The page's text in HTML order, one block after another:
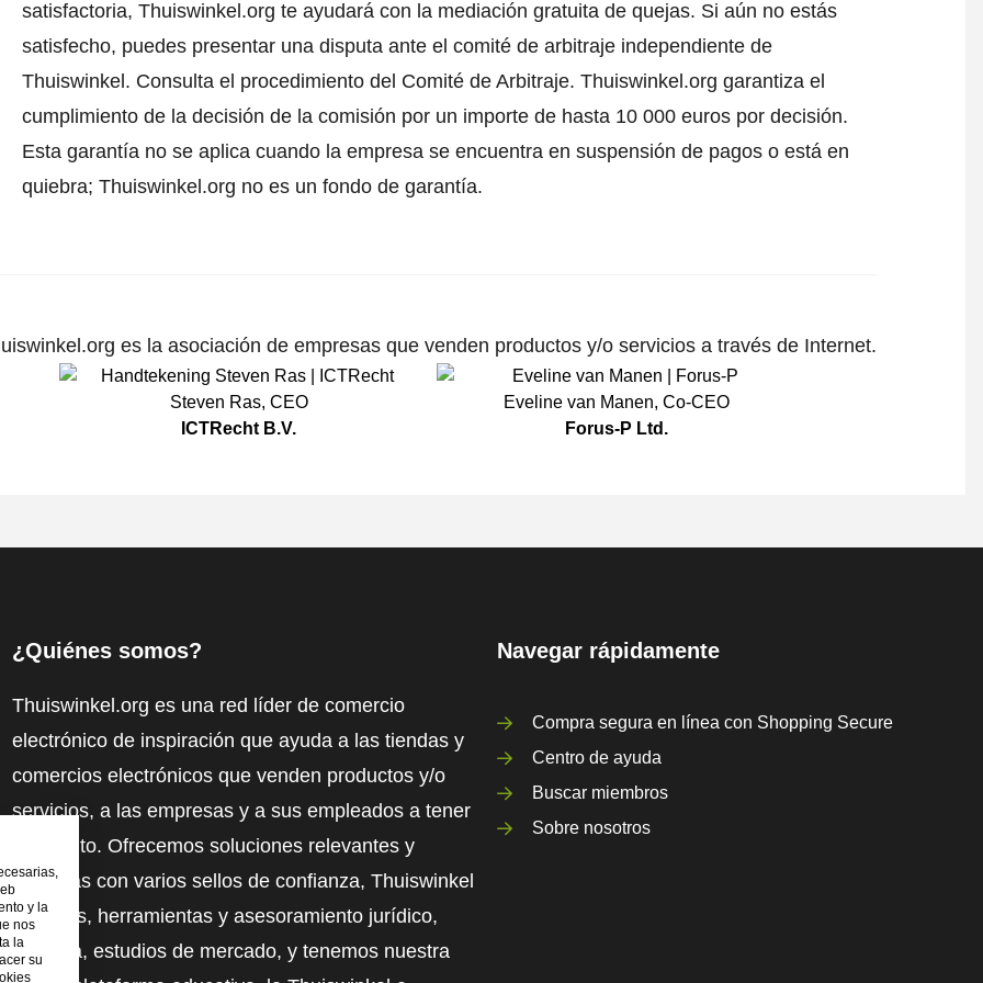
satisfactoria, Thuiswinkel.org te ayudará con la mediación gratuita de quejas. Si aún no estás
satisfecho, puedes presentar una disputa ante el comité de arbitraje independiente de
Thuiswinkel. Consulta el procedimiento del Comité de Arbitraje. Thuiswinkel.org garantiza el
cumplimiento de la decisión de la comisión por un importe de hasta 10 000 euros por decisión.
Esta garantía no se aplica cuando la empresa se encuentra en suspensión de pagos o está en
quiebra; Thuiswinkel.org no es un fondo de garantía.
es la asociación de empresas que venden productos y/o servicios a través de Internet.
Steven Ras, CEO
ICTRecht B.V.
Eveline van Manen, Co-CEO
Forus-P Ltd.
¿Quiénes somos?
Thuiswinkel.org es una red líder de comercio
electrónico de inspiración que ayuda a las tiendas y
comercios electrónicos que venden productos y/o
servicios, a las empresas y a sus empleados a tener
más éxito. Ofrecemos soluciones relevantes y
prácticas con varios sellos de confianza, Thuiswinkel
Reviews, herramientas y asesoramiento jurídico,
defensa, estudios de mercado, y tenemos nuestra
Navegar rápidamente
Compra segura en línea con Shopping Secure
Centro de ayuda
Buscar miembros
Sobre nosotros
y la
nos
la
su